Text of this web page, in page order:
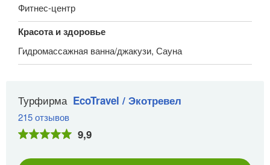
Фитнес-центр
Красота и здоровье
Гидромассажная ванна/джакузи, Сауна
Турфирма EcoTravel / Экотревел
215 отзывов
9,9